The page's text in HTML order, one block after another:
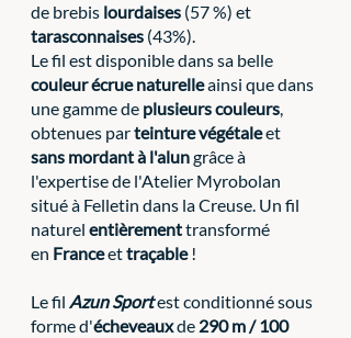
de brebis lourdaises (57 %) et
tarasconnaises (43%).
Le fil est disponible dans sa belle
couleur écrue naturelle ainsi que dans
une gamme de plusieurs couleurs,
obtenues par teinture végétale et
sans mordant à l'alun grâce à
l'expertise de l'Atelier Myrobolan
situé à Felletin dans la Creuse. Un fil
naturel entièrement transformé
en France et traçable !
Le fil Azun Sport est conditionné sous
forme d'écheveaux de 290 m / 100